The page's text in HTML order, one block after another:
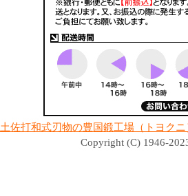
土佐打和式刃物の豊国鍛工場（トヨクニ
Copyright (C) 1946-